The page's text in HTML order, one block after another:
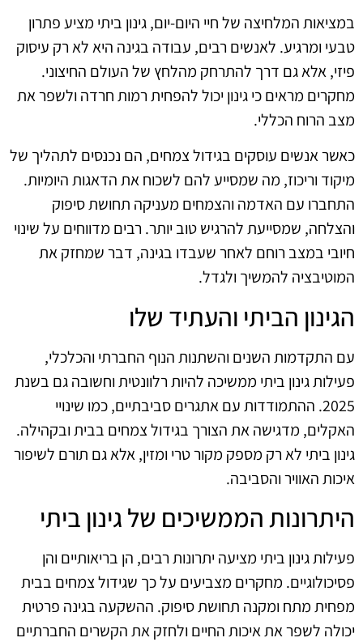
במציאות המלחיצה של חיי היום-יום, גינון ביתי מציע פתרון
טבעי ומרגיע. לאנשים רבים, עבודה בגינה היא לא רק עיסוק
פיזי, אלא גם דרך להתרחק מהלחץ של העולם החיצוני.
מחקרים מראים כי גינון יכול להפחית רמות חרדה ולשפר את
מצב הרוח הכללי.
כאשר אנשים עוסקים בגידול צמחים, הם נכנסים לתהליך של
מיקוד וריכוז, מה שמסייע להם לשכוח את הדאגות היומיות.
התחברו עם האדמה והצמחים מעניקה תחושת סיפוק
והצלחה, שמסייעת להרגיש טוב יותר. רבים מדווחים על שינוי
חיובי במצב רוחם לאחר שעבדו בגינה, דבר שמחזק את
המוטיבציה להמשיך ולגדל.
הגינון הביתי והעתיד שלו
עם התקדמות השנים והשתנות הנוף החברתי והכלכלי,
פעילות גינון ביתי ממשיכה להיות רלוונטית וחשובה גם בשנת
2025. ההתמודדות עם אתגרים סביבתיים, כמו שינויי
האקלים, מדגישה את הצורך בגידול צמחים בבית ובקהילה.
גינון ביתי לא רק מספק מקור טרי ומזין, אלא גם תורם לשיפור
איכות האוויר והסביבה.
היתרונות הממשיכים של גינון ביתי
פעילות גינון ביתי מציעה יתרונות רבים, הן בריאותיים והן
פסיכולוגיים. מחקרים מצביעים על כך שגידול צמחים בבית
מפחית מתח ומקנה תחושת סיפוק. ההשקעה בגינה פרטית
יכולה לשפר את איכות החיים ולחזק את הקשרים החברתיים